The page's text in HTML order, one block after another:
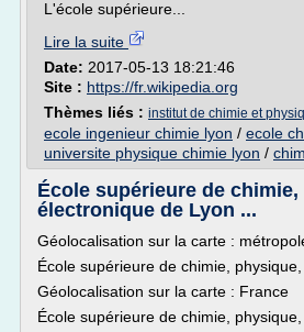
L'école supérieure...
Lire la suite
Date: 2017-05-13 18:21:46
Site : https://fr.wikipedia.org
Thèmes liés : institut de chimie et
ecole ingenieur chimie lyon / ecole
universite physique chimie lyon /
École supérieure de
électronique de Lyon ...
Géolocalisation sur la carte :
École supérieure de chimie,
Géolocalisation sur la carte : France
École supérieure de chimie,